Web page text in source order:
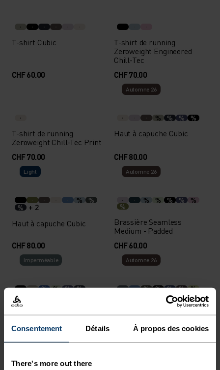
Consentement Détails À propos des cookies
There's more out there
T-shirt Cubic
CHF 60.00
T-shirt de running
Zeroweight Engineered
Chill-Tec
CHF 70.00
T-shirt de running
Zeroweight Chill-Tec Print
CHF 70.00
Automne 26
% % % %
Haut à capuche Cubic
CHF 80.00
Light
%
%
%
+ 2
Haut à capuche Cubic
CHF 80.00
Automne 26
% % % % %
%
Brassière Seamless
Medium - Padded
CHF 60.00
Imperméable
% % % %
Veste imperméable
Essential 2.5L
Automne 26
% % % %
%
CHF 200.00